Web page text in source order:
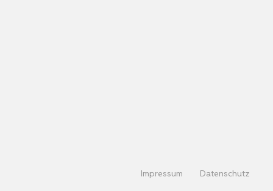
Impressum Datenschutz